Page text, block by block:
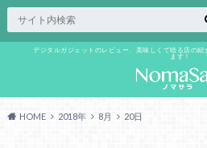
デジタルガジェットのレビュー、美味しくて唸る店の紹
ます！
HOME 2018年 8月 20日